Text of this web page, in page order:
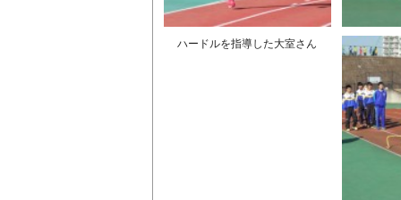
ハードルを指導した大室さん